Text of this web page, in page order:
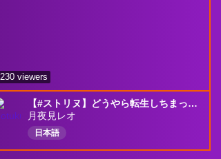
【#ストリヌ】どうやら転生しちまったようだ…！
月夜見レオ
日本語
230 viewers